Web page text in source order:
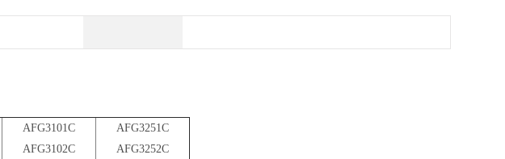
AFG3101C
AFG3102C
AFG3251C
AFG3252C